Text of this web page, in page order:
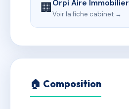
🏢Orpi Aire Immobilier
Voir la fiche cabinet →
🏠 Composition